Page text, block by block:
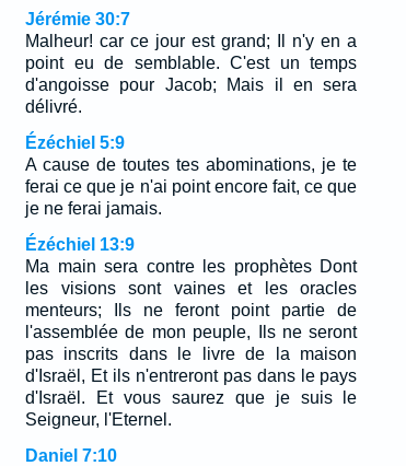
Jérémie 30:7
Malheur! car ce jour est grand; Il n'y en a
point eu de semblable. C'est un temps
d'angoisse pour Jacob; Mais il en sera
délivré.
Ézéchiel 5:9
A cause de toutes tes abominations, je te
ferai ce que je n'ai point encore fait, ce que
je ne ferai jamais.
Ézéchiel 13:9
Ma main sera contre les prophètes Dont
les visions sont vaines et les oracles
menteurs; Ils ne feront point partie de
l'assemblée de mon peuple, Ils ne seront
pas inscrits dans le livre de la maison
d'Israël, Et ils n'entreront pas dans le pays
d'Israël. Et vous saurez que je suis le
Seigneur, l'Eternel.
Daniel 7:10